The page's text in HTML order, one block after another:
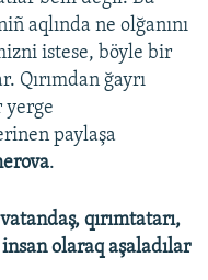
aqlında ne olğanını
istese, böyle bir
Qırımdan ğayrı
yerge
paylaşa
.
qırımtatarı,
olaraq aşaladılar